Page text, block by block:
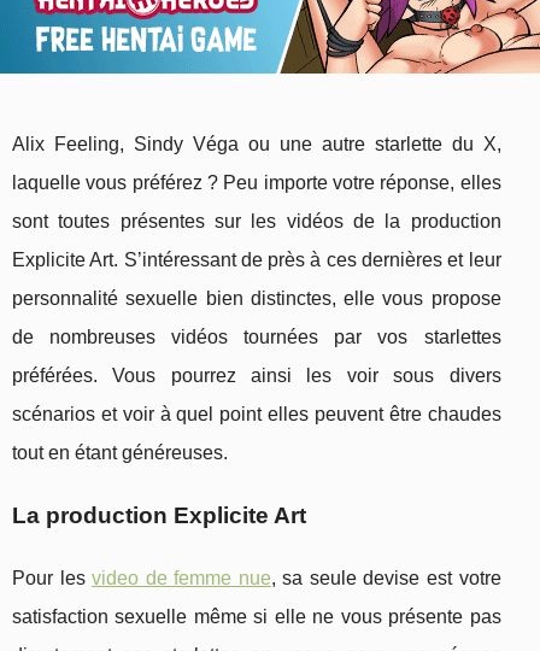
Alix Feeling, Sindy Véga ou une autre starlette du X,
laquelle vous préférez ? Peu importe votre réponse, elles
sont toutes présentes sur les vidéos de la production
Explicite Art. S’intéressant de près à ces dernières et leur
personnalité sexuelle bien distinctes, elle vous propose
de nombreuses vidéos tournées par vos starlettes
préférées. Vous pourrez ainsi les voir sous divers
scénarios et voir à quel point elles peuvent être chaudes
tout en étant généreuses.
La production Explicite Art
Pour lesvideo de femme nue, sa seule devise est votre
satisfaction sexuelle même si elle ne vous présente pas